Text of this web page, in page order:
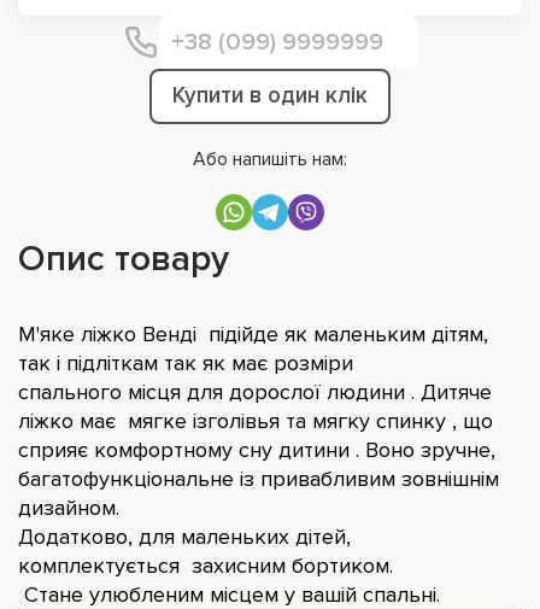
Купити в один клік
Або напишіть нам:
Опис товару
М'яке ліжко Венді підійде як маленьким дітям,
так і підліткам так як має розміри
спального місця для дорослої людини . Дитяче
ліжко має мягке ізголівья та мягку спинку , що
сприяє комфортному сну дитини . Воно зручне,
багатофункціональне із привабливим зовнішнім
дизайном.
Додатково, для маленьких дітей,
комплектується захисним бортиком.
Стане улюбленим місцем у вашій спальні.